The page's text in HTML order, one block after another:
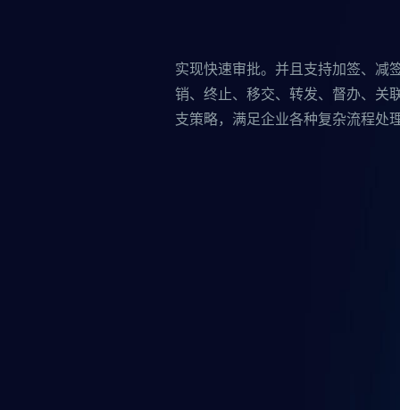
实现快速审批。并且支持加签、减
销、终止、移交、转发、督办、关
支策略，满足企业各种复杂流程处